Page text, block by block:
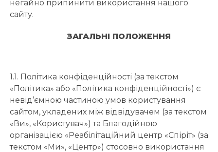
негайно припинити використання нашого
сайту.
ЗАГАЛЬНІ ПОЛОЖЕННЯ
1.1. Політика конфіденційності (за текстом
«Політика» або «Політика конфіденційності») є
невід’ємною частиною умов користування
сайтом, укладених між відвідувачем (за текстом
«Ви», «Користувач») та Благодійною
організацією «Реабілітаційний центр «Спіріт» (за
текстом «Ми», «Центр») стосовно використання